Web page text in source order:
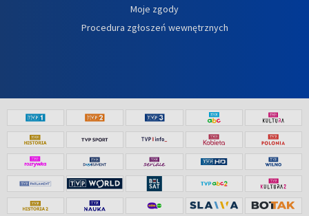
Moje zgody
Procedura zgłoszeń wewnętrznych